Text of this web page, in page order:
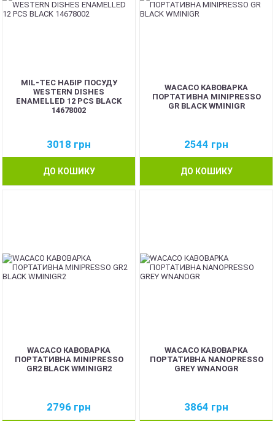
MIL-TEC НАБІР ПОСУДУ
WESTERN DISHES
ENAMELLED 12 PCS BLACK
14678002
3018 грн
ДО КОШИКУ
WACACO КАВОВАРКА
ПОРТАТИВНА MINIPRESSO
GR BLACK WMINIGR
2544 грн
ДО КОШИКУ
WACACO КАВОВАРКА
ПОРТАТИВНА MINIPRESSO
GR2 BLACK WMINIGR2
2796 грн
WACACO КАВОВАРКА
ПОРТАТИВНА NANOPRESSO
GREY WNANOGR
3864 грн